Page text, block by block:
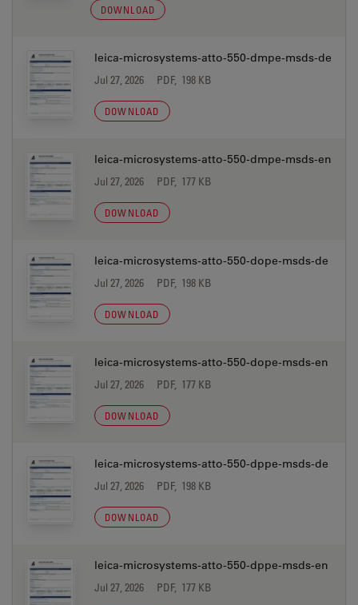
DOWNLOAD
leica-microsystems-atto-550-dmpe-msds-de
Jul 27, 2026 PDF, 198 KB
DOWNLOAD
leica-microsystems-atto-550-dmpe-msds-en
Jul 27, 2026 PDF, 177 KB
DOWNLOAD
leica-microsystems-atto-550-dope-msds-de
Jul 27, 2026 PDF, 198 KB
DOWNLOAD
leica-microsystems-atto-550-dope-msds-en
Jul 27, 2026 PDF, 177 KB
DOWNLOAD
leica-microsystems-atto-550-dppe-msds-de
Jul 27, 2026 PDF, 198 KB
DOWNLOAD
leica-microsystems-atto-550-dppe-msds-en
Jul 27, 2026 PDF, 177 KB